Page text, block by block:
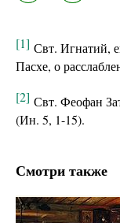
[1] Свт. Игнатий,
Пасхе, о
[2] Свт. Феофан
(Ин. 5, 1-15).
Смотри также